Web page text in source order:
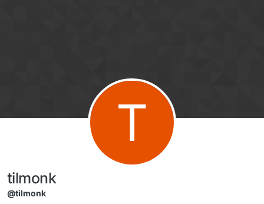
T
tilmonk
@tilmonk